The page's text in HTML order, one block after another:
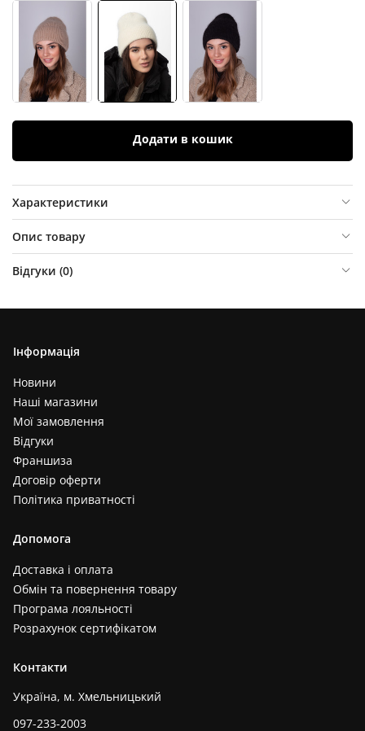
Додати в кошик
Характеристики
Опис товару
Відгуки (0)
Інформація
Новини
Наші магазини
Мої замовлення
Відгуки
Франшиза
Договір оферти
Політика приватності
Допомога
Доставка і оплата
Обмін та повернення товару
Програма лояльності
Розрахунок сертифікатом
Контакти
Україна, м. Хмельницький
097-233-2003